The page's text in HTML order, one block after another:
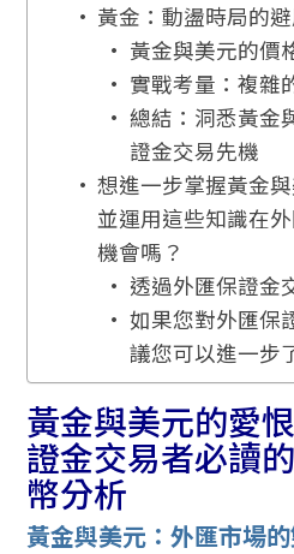
黃金：動盪時局的
黃金與美元的價
實戰考量：複雜
總結：洞悉黃金
證金交易先機
想進一步掌握黃金
並運用這些知識在
機會嗎？
透過外匯保證金
如果您對外匯保
議您可以進一步
黃金與美元的愛
證金交易者必讀
幣分析
黃金與美元：外匯市場